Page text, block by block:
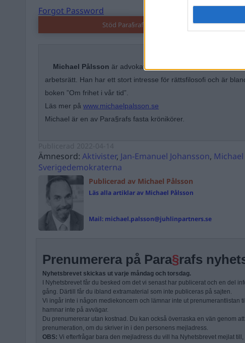
Forgot Password
Stöd Para§raf – magasinet som hatas av
Michael Pålsson är advokat på Juhlin & Partners, med
arbetsrätt. Han har ett stort intresse för rättsfilosofi och är
boken ”Om frihet i vår tid”.
Läs mer på www.michaelpalsson.se
Michael är en av Para§rafs fasta krönikörer.
Ämnesord: Aktivister, Jan-Emanuel Johansson,
Sverigedemokraterna
Publicerad av Michael Pålsson
Läs alla artiklar av Michael Pålsson
Mail: michael.palsson@juhlinpartners.se
Prenumerera på Para§rafs
Nyhetsbrevet skickas ut varje måndag och torsdag.
I Nyhetsbrevet får du besked om det vi senast har publicerat och en del
gång. Därtill får du ibland extramaterial som inte publiceras på sajten.
Vi ingår inte i någon mediekoncern och lämnar inte ut prenumerantlistan
hamnar inte på avvägar.
Du prenumererar utan kostnad. Du kan också överraska en vän genom
prenumeration, om du skriver in i den personens mejladress.
OBS: Vi efterfrågar bara den mejladress du vill ha Nyhetsbrevet mejlat till,